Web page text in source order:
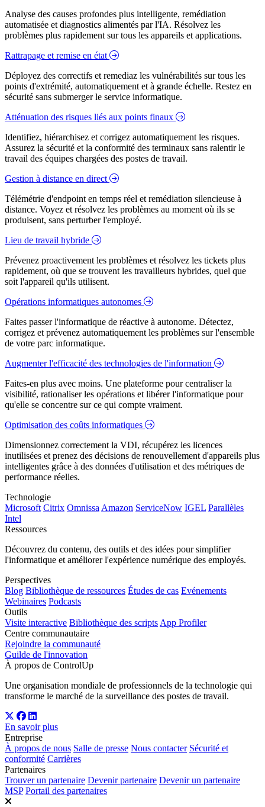
Analyse des causes profondes plus intelligente, remédiation
automatisée et diagnostics alimentés par l'IA. Résolvez les
problèmes plus rapidement sur tous les appareils et applications.
Rattrapage et remise en état
Déployez des correctifs et remediaz les vulnérabilités sur tous les
points d'extrémité, automatiquement et à grande échelle. Restez en
sécurité sans submerger le service informatique.
Atténuation des risques liés aux points finaux
Identifiez, hiérarchisez et corrigez automatiquement les risques.
Assurez la sécurité et la conformité des terminaux sans ralentir le
travail des équipes chargées des postes de travail.
Gestion à distance en direct
Télémétrie d'endpoint en temps réel et remédiation silencieuse à
distance. Voyez et résolvez les problèmes au moment où ils se
produisent, sans perturber l'employé.
Lieu de travail hybride
Prévenez proactivement les problèmes et résolvez les tickets plus
rapidement, où que se trouvent les travailleurs hybrides, quel que
soit l'appareil qu'ils utilisent.
Opérations informatiques autonomes
Faites passer l'informatique de réactive à autonome. Détectez,
corrigez et prévenez automatiquement les problèmes sur l'ensemble
de votre parc informatique.
Augmenter l'efficacité des technologies de l'information
Faites-en plus avec moins. Une plateforme pour centraliser la
visibilité, rationaliser les opérations et libérer l'informatique pour
qu'elle se concentre sur ce qui compte vraiment.
Optimisation des coûts informatiques
Dimensionnez correctement la VDI, récupérez les licences
inutilisées et prenez des décisions de renouvellement d'appareils plus
intelligentes grâce à des données d'utilisation et des métriques de
performance réelles.
Technologie
Microsoft Citrix Omnissa Amazon ServiceNow IGEL Parallèles
Intel
Ressources
Découvrez du contenu, des outils et des idées pour simplifier
l'informatique et améliorer l'expérience numérique des employés.
Perspectives
Blog Bibliothèque de ressources Études de cas Evénements
Webinaires Podcasts
Outils
Visite interactive Bibliothèque des scripts App Profiler
Centre communautaire
Rejoindre la communauté
Guilde de l'innovation
À propos de ControlUp
Une organisation mondiale de professionnels de la technologie qui
transforme le marché de la surveillance des postes de travail.
En savoir plus
Entreprise
À propos de nous Salle de presse Nous contacter Sécurité et
conformité Carrières
Partenaires
Trouver un partenaire Devenir partenaire Devenir un partenaire
MSP Portail des partenaires